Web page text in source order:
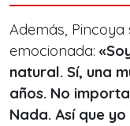
Además,
emocionada:
natural. Sí, una
años. No
Nada. Así que